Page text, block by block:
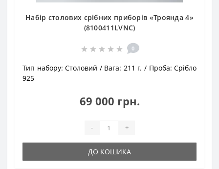
Набір столових срібних приборів «Троянда 4»
(8100411LVNC)
0
Тип набору: Столовий Вага: 211 г. Проба: Срібло
925
69 000 грн.
- +
ДО КОШИКА